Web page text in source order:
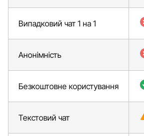
Випадковий чат 1 на 1
Анонімність
Безкоштовне користування
Текстовий чат